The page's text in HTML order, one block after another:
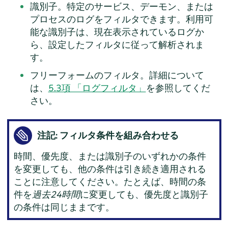
識別子。特定のサービス、デーモン、または
プロセスのログをフィルタできます。利用可
能な識別子は、現在表示されているログか
ら、設定したフィルタに従って解析されま
す。
フリーフォームのフィルタ。詳細について
は、 5.3項 「ログフィルタ」 を参照してくだ
さい。
注記: フィルタ条件を組み合わせる
時間、優先度、または識別子のいずれかの条件
を変更しても、他の条件は引き続き適用される
ことに注意してください。たとえば、時間の条
件を過去24時間に変更しても、優先度と識別子
の条件は同じままです。